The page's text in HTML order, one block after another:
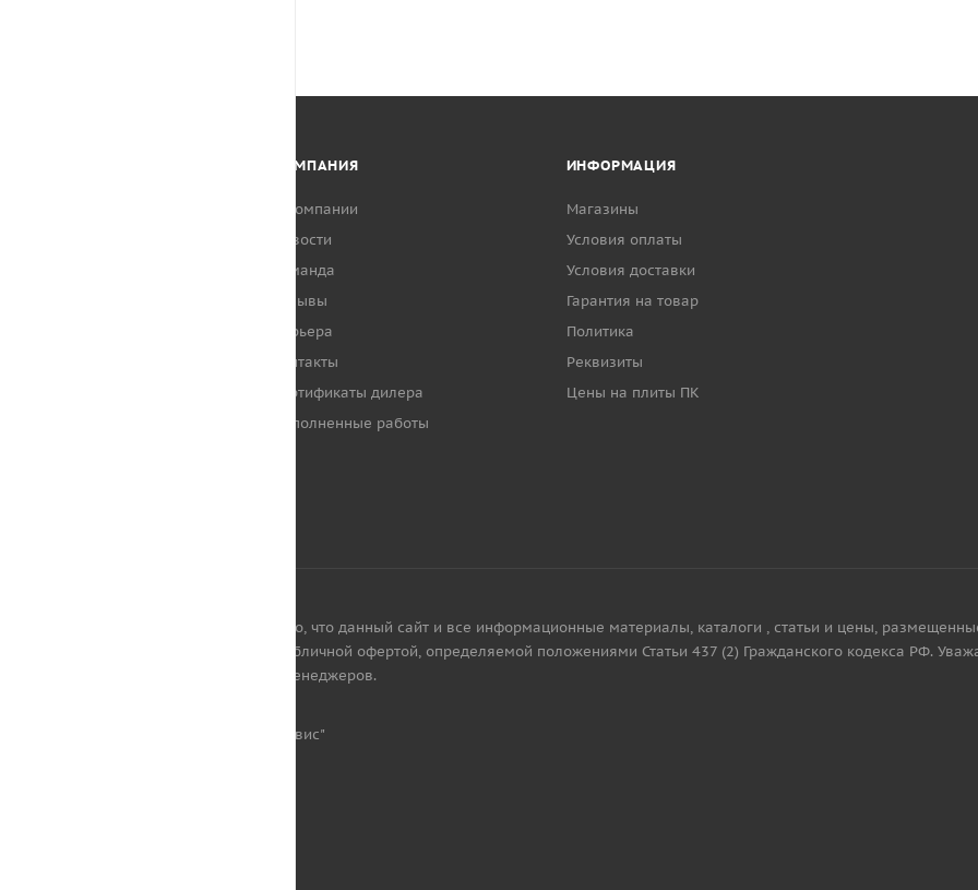
КОМПАНИЯ
О компании
Новости
Команда
Отзывы
Карьера
Контакты
Сертификаты дилера
Выполненные работы
ИНФОРМАЦИЯ
Магазины
Условия оплаты
Условия доставки
Гарантия на товар
Политика
Реквизиты
Цены на плиты ПК
Обращаем ваше внимание на то, что данный сайт и все информационные материалы, каталоги , статьи и цены,
каких условиях не является публичной офертой, определяемой положениями Статьи 437 (2) Гражданского кодекса РФ.
наличии товаров уточняйте у менеджеров.
© 2014-2026 ООО "Монолит-сервис"